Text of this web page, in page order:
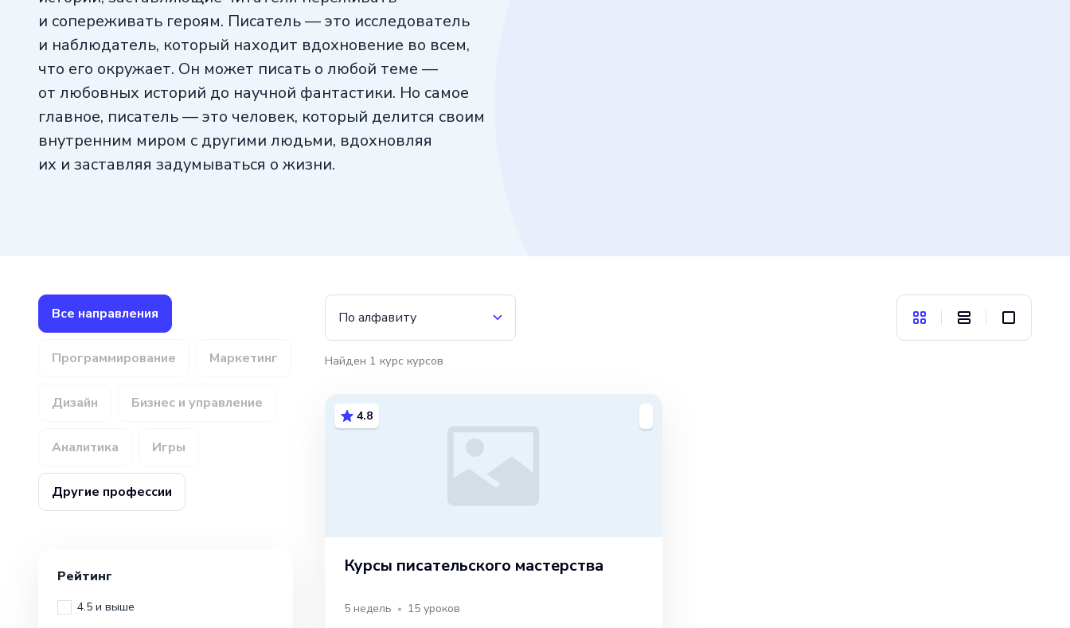
и сопереживать героям. Писатель — это исследователь
и наблюдатель, который находит вдохновение во всем,
что его окружает. Он может писать о любой теме —
от любовных историй до научной фантастики. Но самое
главное, писатель — это человек, который делится своим
внутренним миром с другими людьми, вдохновляя
их и заставляя задумываться о жизни.
По алфавиту
Найден 1 курс курсов
4.8
Курсы писательского мастерства
5 недель 15 уроков
Все направления
Программирование Маркетинг
Дизайн Бизнес и управление
Аналитика Игры
Другие профессии
Рейтинг
4.5 и выше